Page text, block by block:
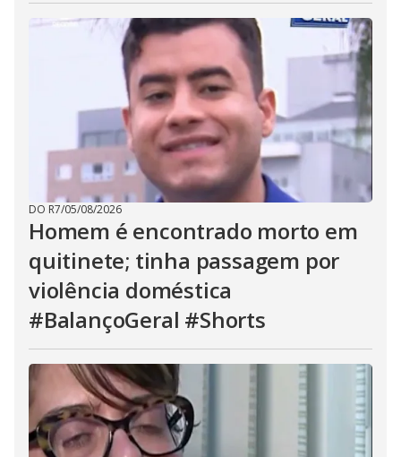
DO R7/05/08/2026
Homem é encontrado morto em
quitinete; tinha passagem por
violência doméstica
#BalançoGeral #Shorts